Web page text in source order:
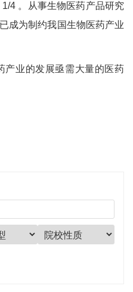
4 。从事生物医药产品研究
成为制约我国生物医药产业
产业的发展亟需大量的医药